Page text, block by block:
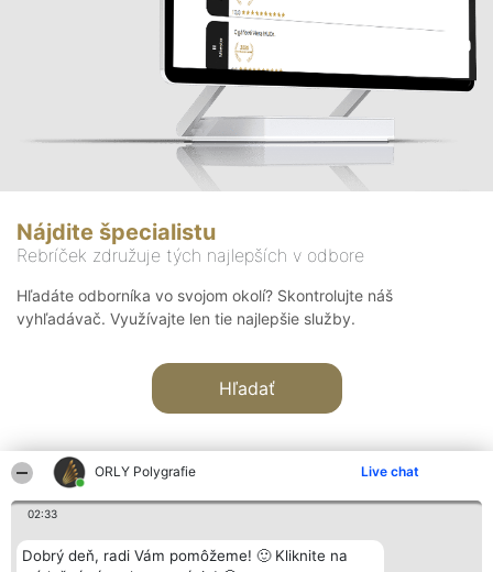
ORLY Polygrafie Live chat
02:33
Dobrý deň, radi Vám pomôžeme! 🙂 Kliknite na
Nájdite špecialistu
Rebríček združuje tých najlepších v odbore
Hľadáte odborníka vo svojom okolí? Skontrolujte náš
vyhľadávač. Využívajte len tie najlepšie služby.
Hľadať
Organizátor hodnotenia
Bright Side Solutions sp. z o.
Hodnotenie
Laureáti
Kontakt
Kontakt